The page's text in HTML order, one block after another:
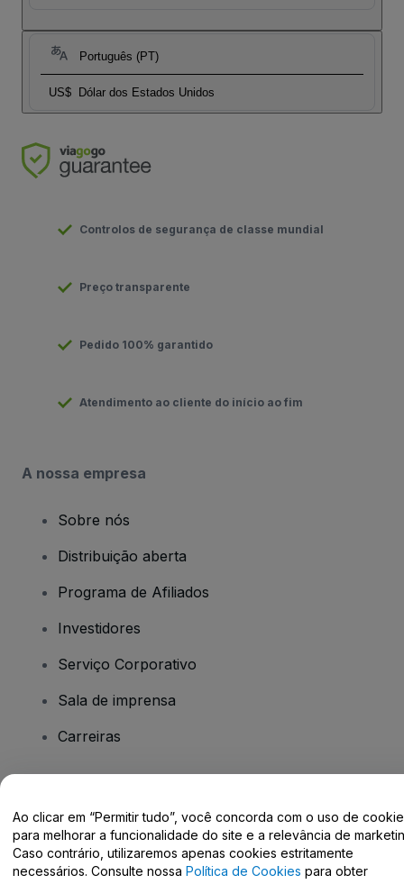
Português (PT)
US$ Dólar dos Estados Unidos
Controlos de segurança de classe mundial
Preço transparente
Pedido 100% garantido
Atendimento ao cliente do início ao fim
A nossa empresa
Sobre nós
Distribuição aberta
Programa de Afiliados
Investidores
Serviço Corporativo
Sala de imprensa
Carreiras
Centro de Ajuda / Fale Conosco
Ao clicar em “Permitir tudo”, você concorda com o uso de
para melhorar a funcionalidade do site e a relevância de
Caso contrário, utilizaremos apenas cookies estritamente
necessários. Consulte nossa Política de Cookies para obter